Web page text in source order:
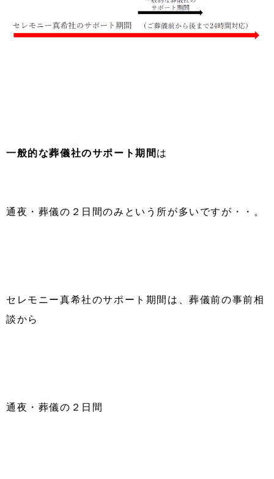
一般的な葬儀社のサポート期間 は
通夜・葬儀の２日間のみという所が多いですが・・。
セレモニー真希社のサポート期間は、葬儀前の事前相
談から
通夜・葬儀の２日間